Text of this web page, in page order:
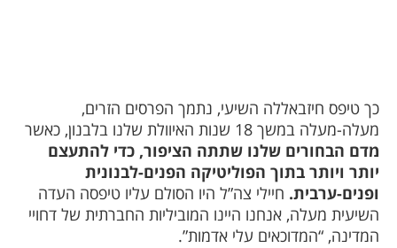
כך טיפס חיזבאללה השיעי, נתמך הפרסים הזרים,
מעלה-מעלה במשך 18 שנות האיוולת שלנו בלבנון, כאשר
מדם הבחורים שלנו שתתה הציפור, כדי להתעצם
יותר ויותר בתוך הפוליטיקה הפנים-לבנונית
ופנים-ערבית. חיילי צה”ל היו הסולם עליו טיפסה העדה
השיעית מעלה, אנחנו היינו המוביליות החברתית של דחויי
המדינה, “המדוכאים עלי אדמות”.